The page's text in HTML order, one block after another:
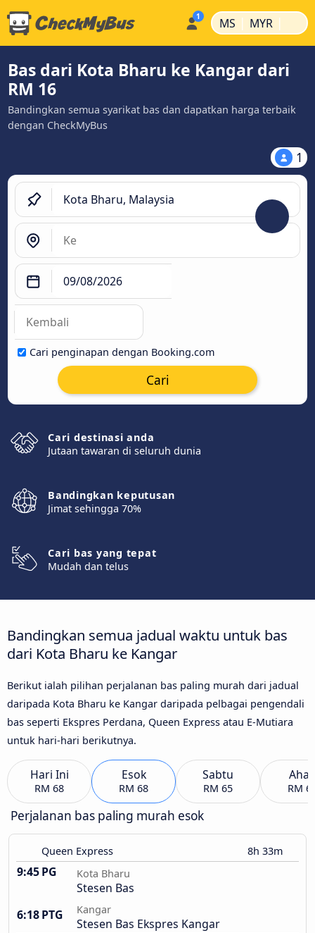
MS | MYR |
Bas dari Kota Bharu ke Kangar dari
RM 16
Bandingkan semua syarikat bas dan dapatkan harga terbaik
dengan CheckMyBus
1
Cari penginapan dengan Booking.com
Cari
Cari destinasi anda
Jutaan tawaran di seluruh dunia
Bandingkan keputusan
Jimat sehingga 70%
Cari bas yang tepat
Mudah dan telus
Bandingkan semua jadual waktu untuk bas
dari Kota Bharu ke Kangar
Berikut ialah pilihan perjalanan bas paling murah dari jadual
daripada Kota Bharu ke Kangar daripada pelbagai pengendali
bas seperti Ekspres Perdana, Queen Express atau E-Mutiara
untuk hari-hari berikutnya.
Hari Ini
RM 68
Esok
RM 68
Sabtu
RM 65 RM
Perjalanan bas paling murah esok
Queen Express 8h 33m
9:45 PG Kota Bharu
Stesen Bas
6:18 PTG
Kangar
Stesen Bas Ekspres Kangar